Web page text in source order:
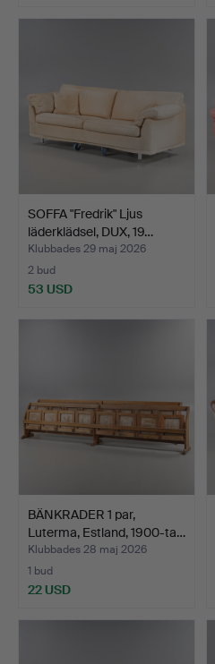
SOFFA "Fredrik" Ljus
läderklädsel, DUX, 19…
Klubbades 29 maj 2026
2 bud
53 USD
BÄNKRADER 1 par,
Luterma, Estland, 1900-ta…
Klubbades 28 maj 2026
1 bud
22 USD